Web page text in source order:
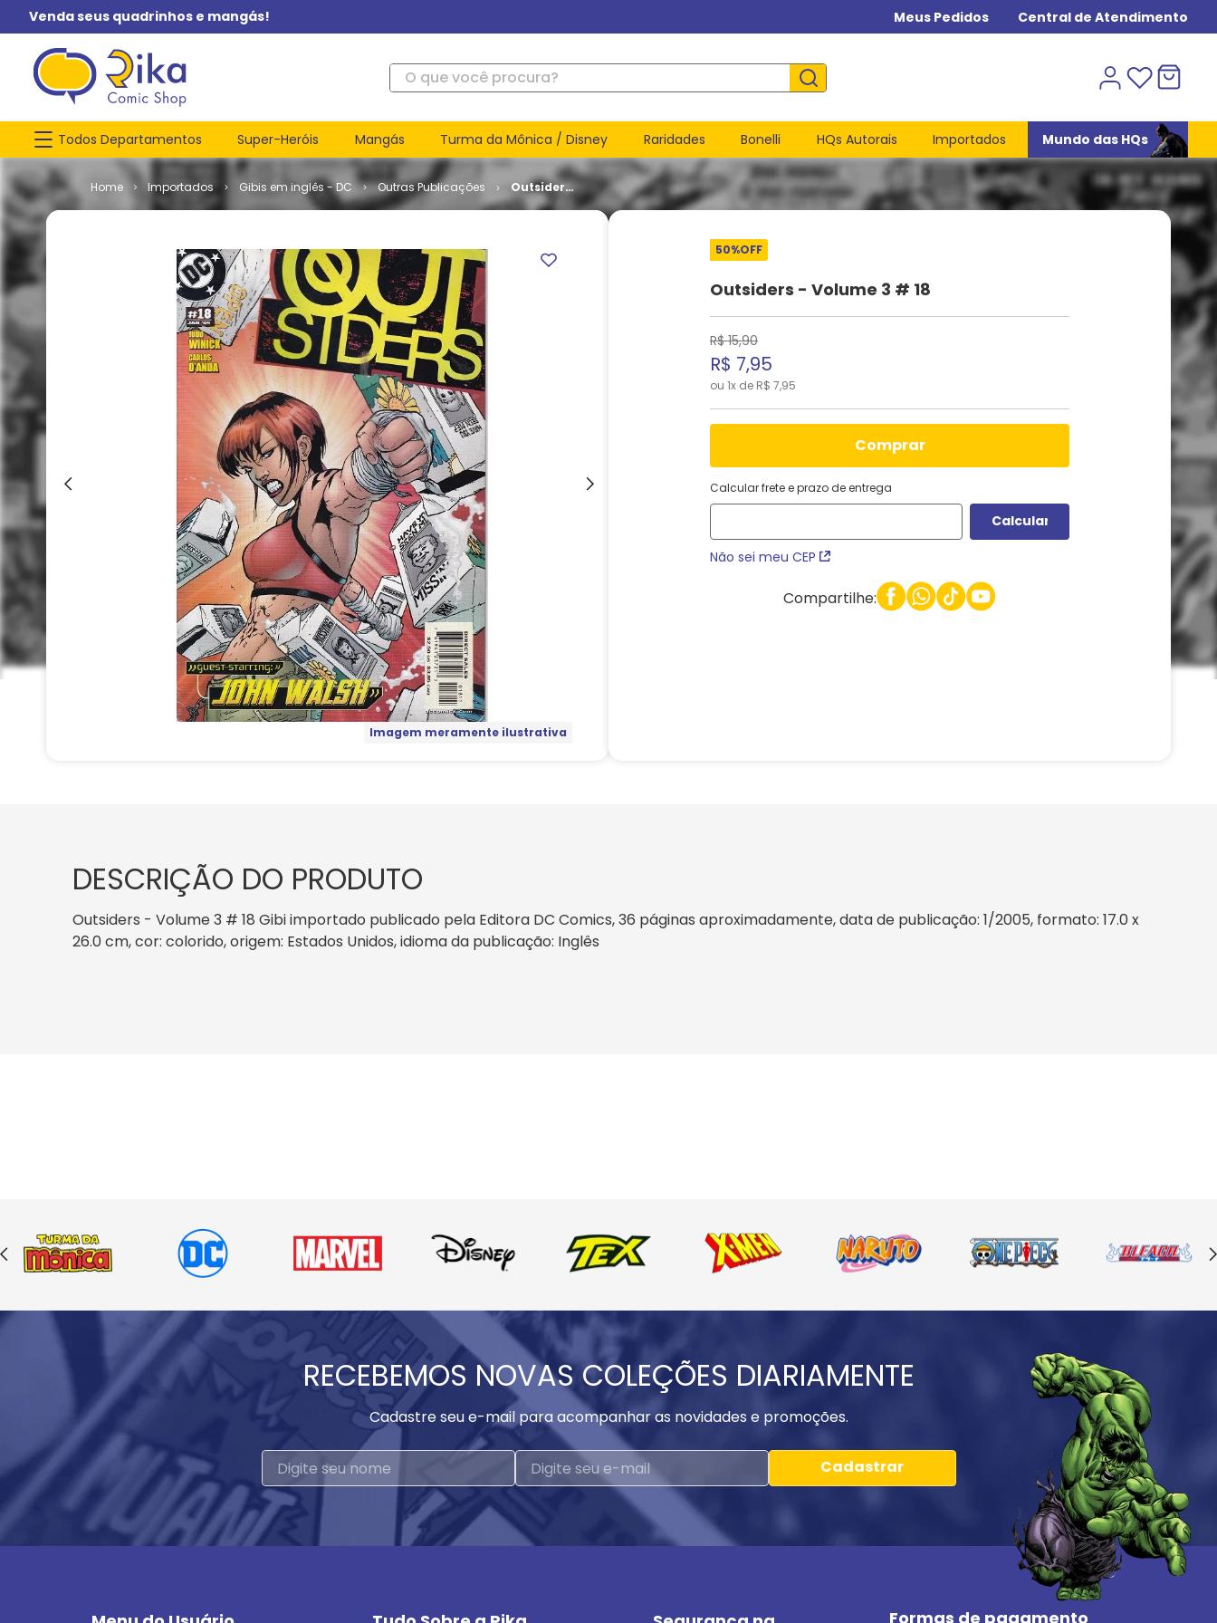
Venda seus quadrinhos e mangás! Meus Pedidos Central de Atendimento
O que você procura?
Todos Departamentos Super-Heróis Mangás Turma da Mônica / Disney Raridades Bonelli HQs Autorais Importados Mundo das HQs
Importados Gibis em inglês - DC Outras Publicações
Outsiders
- Volume 3
Imagem meramente ilustrativa
50%OFF
Outsiders - Volume 3 # 18
R$ 15,90
R$ 7,95
ou 1x de R$ 7,95
comprar
Calcular frete e prazo de entrega
Não sei meu CEP
Compartilhe:
DESCRIÇÃO DO PRODUTO
Outsiders - Volume 3 # 18 Gibi importado publicado pela Editora DC Comics, 36 páginas aproximadamente, data de publicação: 1/2005, formato: 17.0 x
26.0 cm, cor: colorido, origem: Estados Unidos, idioma da publicação: Inglês
RECEBEMOS NOVAS COLEÇÕES DIARIAMENTE
Cadastre seu e-mail para acompanhar as novidades e promoções.
Cadastrar
Formas de pagamento